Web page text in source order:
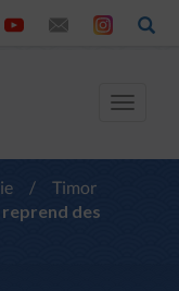
Toggle
/
Timor
reprend des